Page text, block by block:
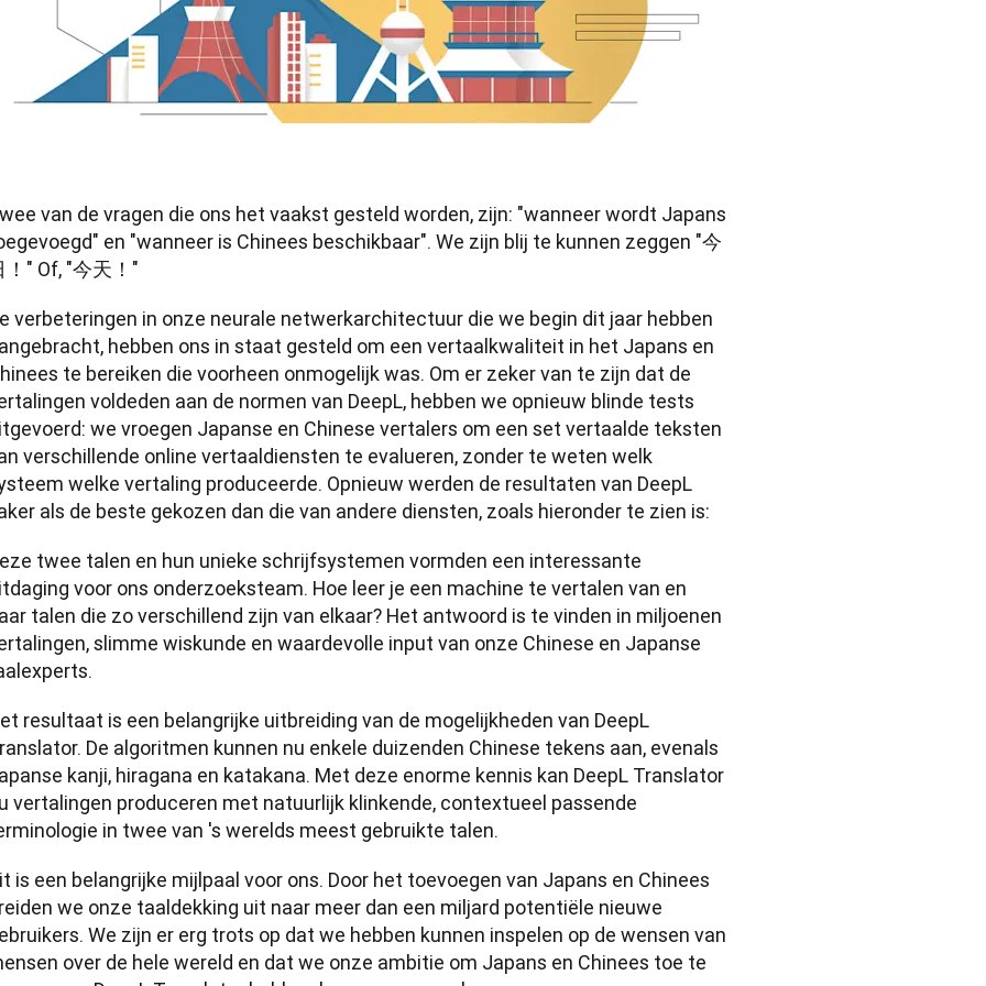
van de vragen die ons het vaakst gesteld worden, zijn: "wanneer wordt Japans
en "wanneer is Chinees beschikbaar". We zijn blij te kunnen zeggen "今
！" Of, "今天！"
verbeteringen in onze neurale netwerkarchitectuur die we begin dit jaar hebben
hebben ons in staat gesteld om een vertaalkwaliteit in het Japans en
te bereiken die voorheen onmogelijk was. Om er zeker van te zijn dat de
voldeden aan de normen van DeepL, hebben we opnieuw blinde tests
we vroegen Japanse en Chinese vertalers om een set vertaalde teksten
verschillende online vertaaldiensten te evalueren, zonder te weten welk
welke vertaling produceerde. Opnieuw werden de resultaten van DeepL
als de beste gekozen dan die van andere diensten, zoals hieronder te zien is:
twee talen en hun unieke schrijfsystemen vormden een interessante
voor ons onderzoeksteam. Hoe leer je een machine te vertalen van en
talen die zo verschillend zijn van elkaar? Het antwoord is te vinden in miljoenen
slimme wiskunde en waardevolle input van onze Chinese en Japanse
resultaat is een belangrijke uitbreiding van de mogelijkheden van DeepL
De algoritmen kunnen nu enkele duizenden Chinese tekens aan, evenals
kanji, hiragana en katakana. Met deze enorme kennis kan DeepL Translator
vertalingen produceren met natuurlijk klinkende, contextueel passende
in twee van 's werelds meest gebruikte talen.
is een belangrijke mijlpaal voor ons. Door het toevoegen van Japans en Chinees
we onze taaldekking uit naar meer dan een miljard potentiële nieuwe
We zijn er erg trots op dat we hebben kunnen inspelen op de wensen van
over de hele wereld en dat we onze ambitie om Japans en Chinees toe te